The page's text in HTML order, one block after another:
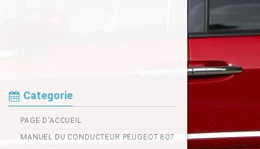
Categorie
PAGE D'ACCUEIL
MANUEL DU CONDUCTEUR PEUGEOT 807